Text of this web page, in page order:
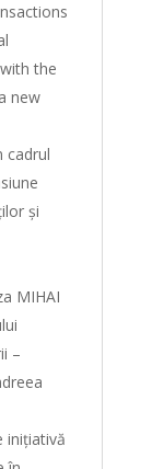
the
new
cadrul
și
MIHAI
–
inițiativă